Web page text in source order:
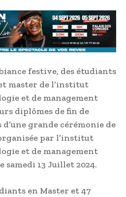
festive, des étudiants
master de l’institut
et de management
diplômes de fin de
grande cérémonie de
par l’institut
et de management
samedi 13 Juillet 2024.
en Master et 47